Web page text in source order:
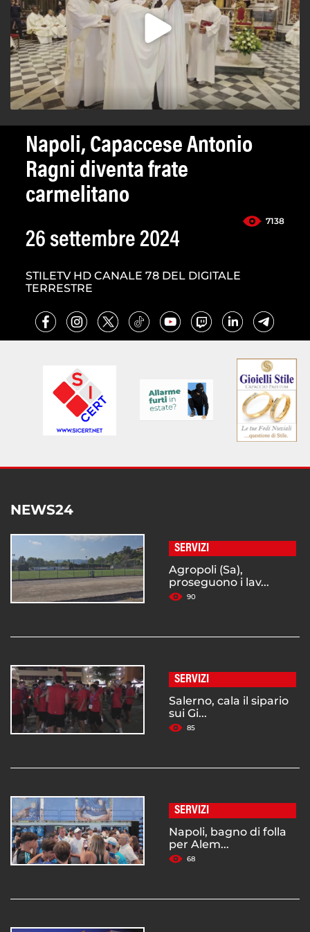
Napoli, Capaccese Antonio
Ragni diventa frate
carmelitano
7138
26 settembre 2024
STILETV HD CANALE 78 DEL DIGITALE
TERRESTRE
NEWS24
SERVIZI
Agropoli (Sa),
proseguono i lav...
90
SERVIZI
Salerno, cala il sipario
sui Gi...
85
SERVIZI
Napoli, bagno di folla
per Alem...
68